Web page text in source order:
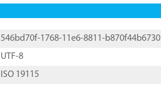
546bd70f-1768-11e6-8811-b870f44b6730
UTF-8
ISO 19115